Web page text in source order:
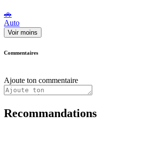
🚗
Auto
Voir moins
Commentaires
Ajoute ton commentaire
Recommandations